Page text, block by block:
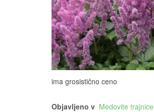
ima grosistično ceno
Objavljeno v Medovite trajnice